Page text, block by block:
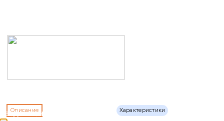
Описание Характеристики
уведомление